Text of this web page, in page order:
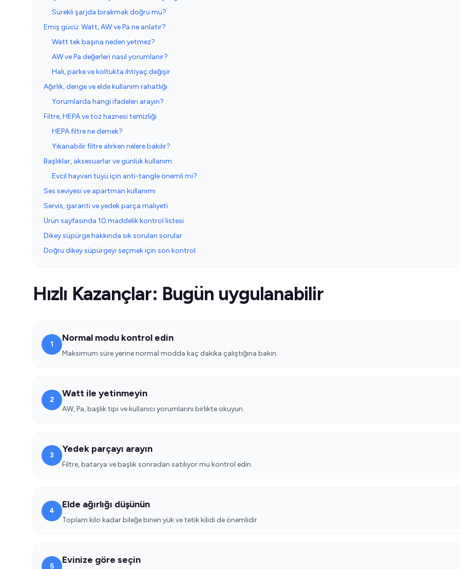
Sürekli şarjda bırakmak doğru mu?
Emiş gücü: Watt, AW ve Pa ne anlatır?
Watt tek başına neden yetmez?
AW ve Pa değerleri nasıl yorumlanır?
Halı, parke ve koltukta ihtiyaç değişir
Ağırlık, denge ve elde kullanım rahatlığı
Yorumlarda hangi ifadeleri arayın?
Filtre, HEPA ve toz haznesi temizliği
HEPA filtre ne demek?
Yıkanabilir filtre alırken nelere bakılır?
Başlıklar, aksesuarlar ve günlük kullanım
Evcil hayvan tüyü için anti-tangle önemli mi?
Ses seviyesi ve apartman kullanımı
Servis, garanti ve yedek parça maliyeti
Ürün sayfasında 10 maddelik kontrol listesi
Dikey süpürge hakkında sık sorulan sorular
Doğru dikey süpürgeyi seçmek için son kontrol
Hızlı Kazançlar: Bugün uygulanabilir
1
Normal modu kontrol edin
Maksimum süre yerine normal modda kaç dakika çalıştığına bakın.
2
Watt ile yetinmeyin
AW, Pa, başlık tipi ve kullanıcı yorumlarını birlikte okuyun.
3
Yedek parçayı arayın
Filtre, batarya ve başlık sonradan satılıyor mu kontrol edin.
4
Elde ağırlığı düşünün
Toplam kilo kadar bileğe binen yük ve tetik kilidi de önemlidir.
5
Evinize göre seçin